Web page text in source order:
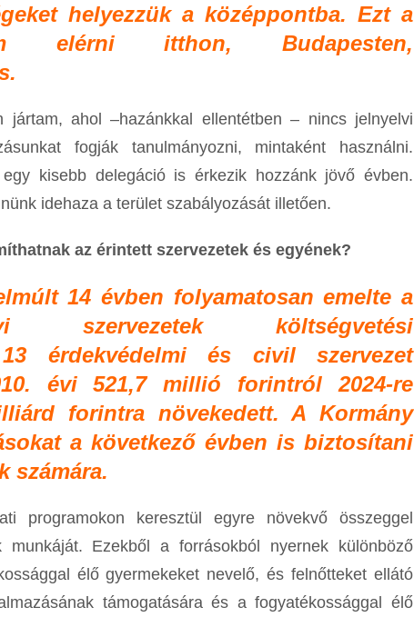
helyezzük a középpontba. Ezt a
elérni itthon, Budapesten,
jártam, ahol –hazánkkal ellentétben – nincs jelnyelvi
fogják tanulmányozni, mintaként használni.
egy kisebb delegáció is érkezik hozzánk jövő évben.
idehaza a terület szabályozását illetően.
az érintett szervezetek és egyének?
14 évben folyamatosan emelte a
szervezetek költségvetési
érdekvédelmi és civil szervezet
évi 521,7 millió forintról 2024-re
forintra növekedett. A Kormány
a következő évben is biztosítani
számára.
programokon keresztül egyre növekvő összeggel
Ezekből a forrásokból nyernek különböző
élő gyermekeket nevelő, és felnőtteket ellátó
támogatására és a fogyatékossággal élő